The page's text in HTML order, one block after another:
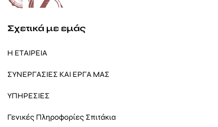
Σχετικά με εμάς
Η ΕΤΑΙΡΕΙΑ
ΣΥΝΕΡΓΑΣΙΕΣ ΚΑΙ ΕΡΓΑ ΜΑΣ
ΥΠΗΡΕΣΙΕΣ
Γενικές Πληροφορίες Σπιτάκια